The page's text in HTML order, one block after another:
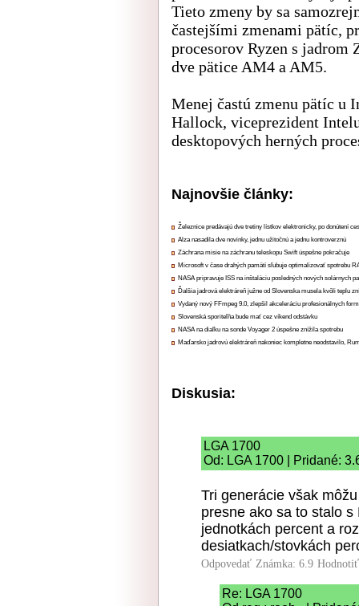
Tieto zmeny by sa
častejšími zmenami pätíc,
procesorov Ryzen s jadrom
dve pätice AM4 a AM5.
Menej častú zmenu pätíc u
Hallock, viceprezident
desktopových herných
Najnovšie články:
Železnice predávajú dve tretiny lístkov elektronicky, po donútení
Alza nasadila dve novinky, jednu užitočnú a jednu kontroverznú
Záchrana misie na záchranu teleskopu Swift úspešne pokračuje
Microsoft v čase drahých pamätí sľubuje optimalizovať spotrebu
NASA pripravuje ISS na inštaláciu posledných nových solárnych
Ďalšia jadrová elektráreň južne od Slovenska musela kvôli teplu
Vydaný nový FFmpeg 9.0, zlepšil akceleráciu profesionálnych
Slovenská sporiteľňa bude mať cez víkend odstávku
NASA na diaľku na sonde Voyager 2 úspešne znížila spotrebu
Maďarsko jadrovú elektráreň nakoniec kompletne neodstavilo,
Diskusia:
LGA 1700
Od: LGA 1700 | Pridané:
Tri generácie však
presne ako sa to stalo
jednotkách percent a
desiatkach/stovkách
Odpovedať Známka: 6.9
Re: LGA 1700